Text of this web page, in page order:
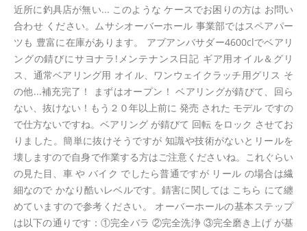
近所に釣具店が無い... このような ケースでお困りの方は お問い
合わせ ください。ムサシオーバーホール 事業部ではスペアパー
ツも 豊富に在庫があります。 アブアンバサダー4600clでベアリ
ングの錆びにサヨナラ!メンテナンス日記 ギア用オイル＆グリ
ス、通常ベアリング用 オイル、ワンウェイクラッチ用グリス そ
の他...補充完了！ まずはオープン！ ベアリングが錆びて、回ら
ない、抜けない！もう２０年以上前に 発売 された モデル ですの
で仕方ないですね。ベアリング が錆びて 回転 をロック させてお
りました。簡単に抜けそうですが 知識や技術がないとリールを
壊しますので自身で作業する方はご注意くださいね。これぐらい
の見た目、車 や バイク でしたら普通ですが リール の場合は繊
細なので かなり酷いレベルです。錆害に関しては こちら にて纏
めていますので参考ください。 オーバーホールの基本ステップ
は以下の通りです：①完全バラ ②完全洗浄 ③完全磨き上げ が基